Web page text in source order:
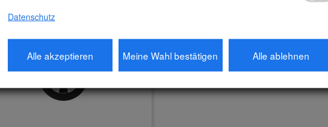
Datenschutz
Alle akzeptieren Meine Wahl bestätigen Alle ablehnen